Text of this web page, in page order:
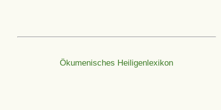
Ökumenisches Heiligenlexikon